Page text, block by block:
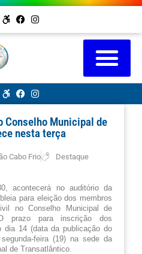
Conselho Municipal de
nesta terça
Cabo Frio Destaque
acontecerá no auditório da
para eleição dos membros
no Conselho Municipal de
prazo para inscrição dos
dia 14 (data da publicação do
feira (19) na sede da
de Transatlântico.